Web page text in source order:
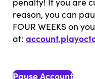
reason, you can
FOUR WEEKS on
at:
Pause Account